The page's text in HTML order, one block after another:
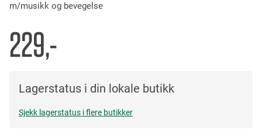
m/musikk og bevegelse
229,-
Lagerstatus i din lokale butikk
Sjekk lagerstatus i flere butikker
the
of
the
images